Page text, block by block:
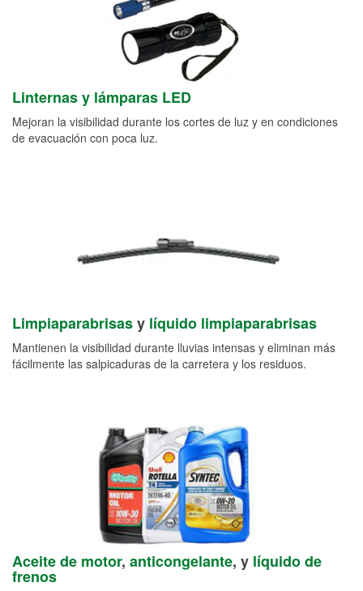
Linternas y lámparas LED
Mejoran la visibilidad durante los cortes de luz y en condiciones
de evacuación con poca luz.
Limpiaparabrisasy líquido limpiaparabrisas
Mantienen la visibilidad durante lluvias intensas y eliminan más
fácilmente las salpicaduras de la carretera y los residuos.
Aceite de motor, anticongelante, y líquido de
frenos